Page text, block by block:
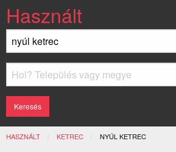
Használt
HASZNÁLT KETREC JELENLEGI:
NYÚL KETREC